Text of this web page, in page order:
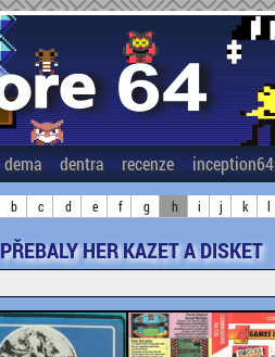
dema dentra recenze inception64
b c d e f g h i j k l
PŘEBALY HER KAZET A DISKET